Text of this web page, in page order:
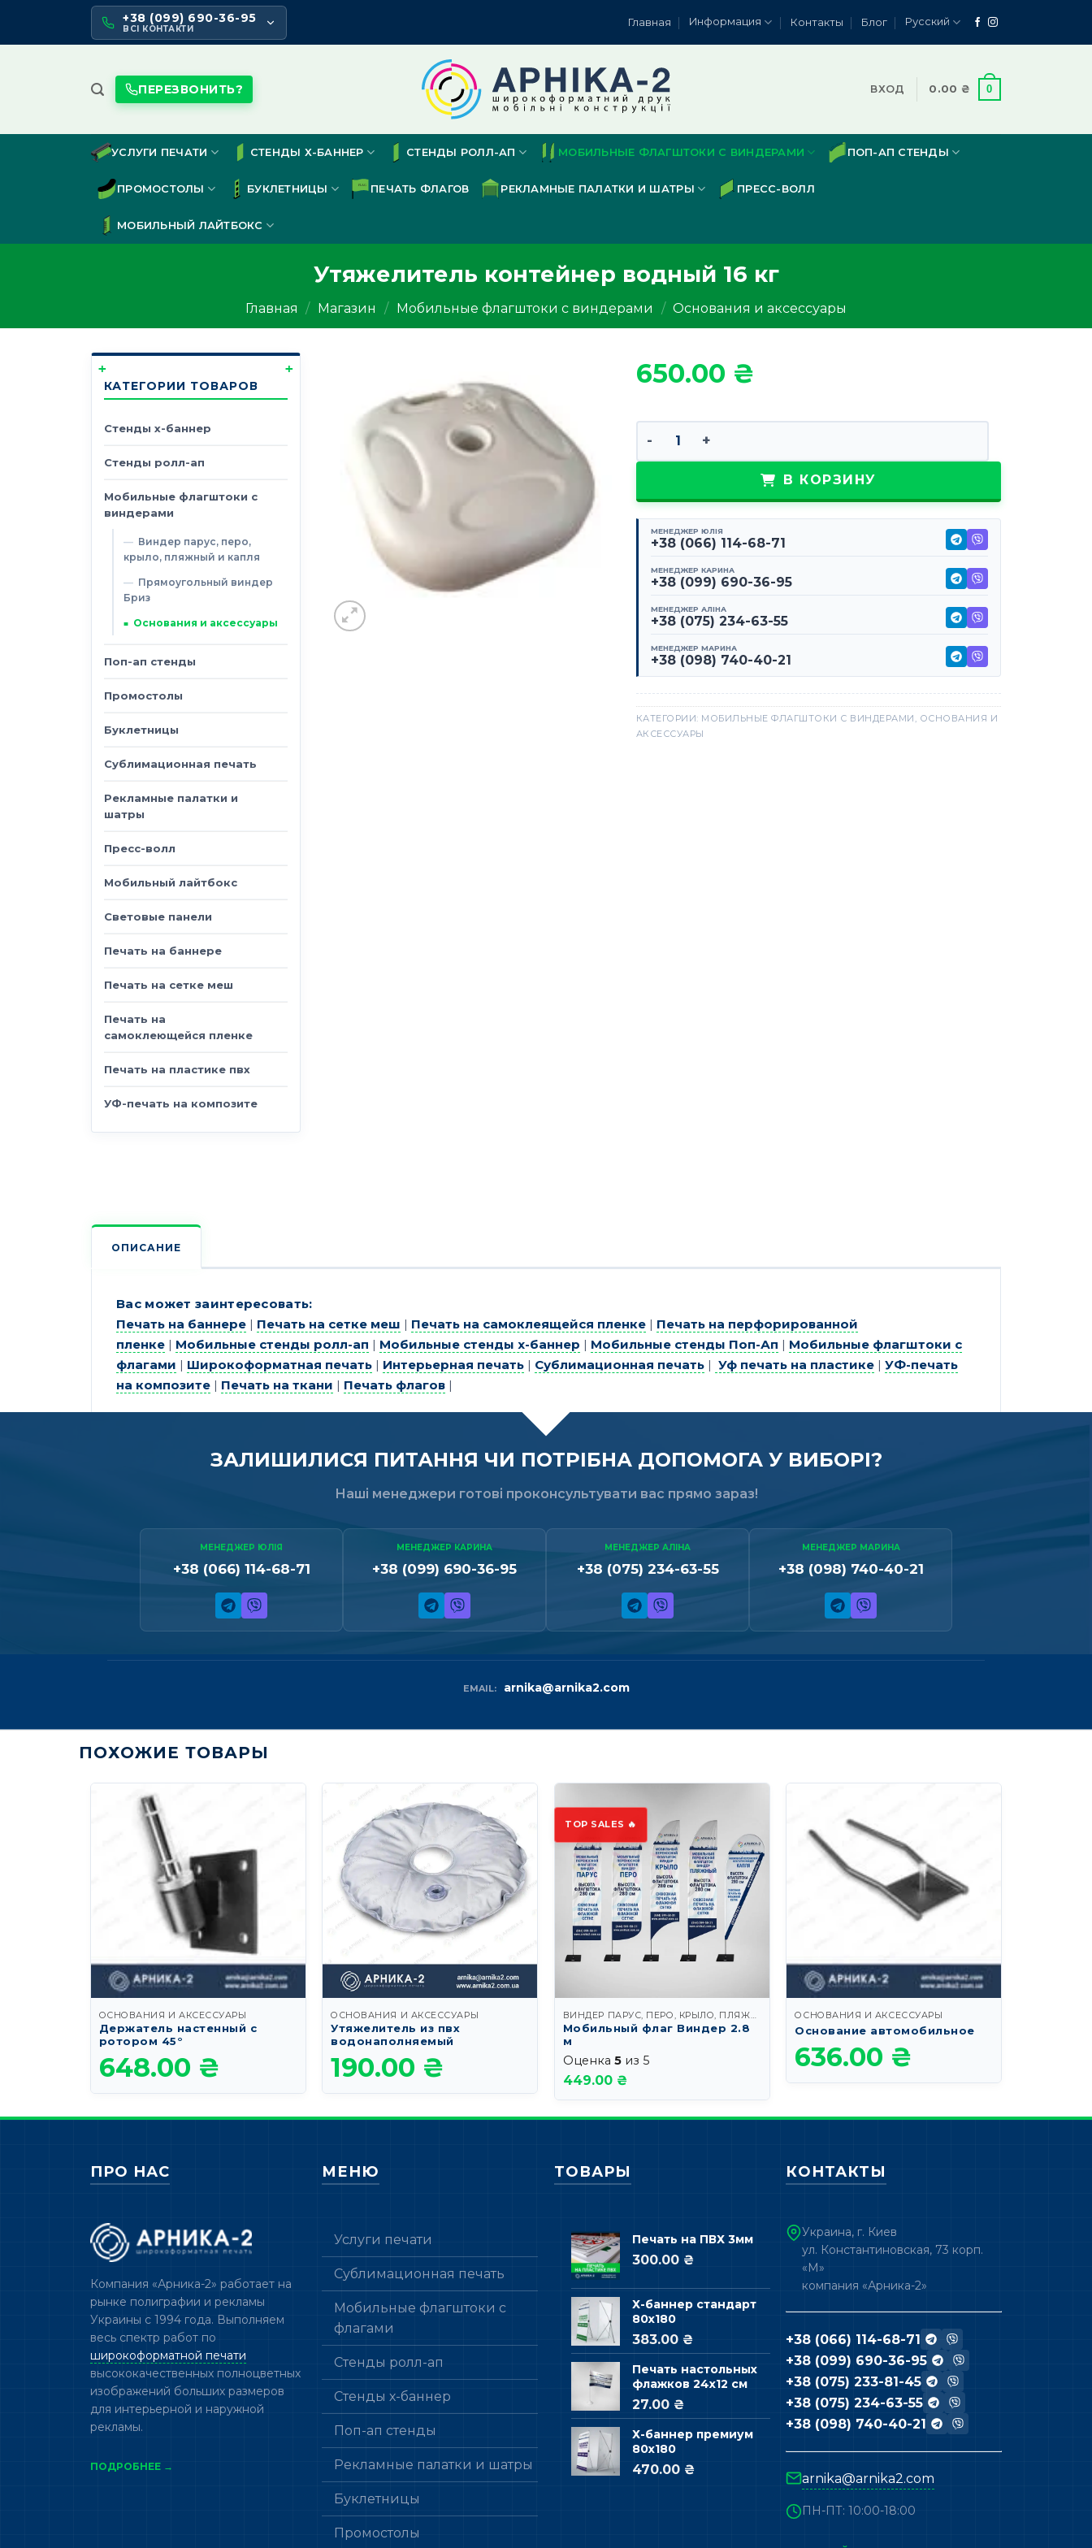
content
+38 (099) 690-36-95
ВСІ КОНТАКТИ
Главная Информация Контакты Блог Русский
ПЕРЕЗВОНИТЬ? ВХОД 0.00 ₴ 0
УСЛУГИ ПЕЧАТИ СТЕНДЫ Х-БАННЕР СТЕНДЫ РОЛЛ-АП МОБИЛЬНЫЕ ФЛАГШТОКИ С ВИНДЕРАМИ ПОП-АП СТЕНДЫ
ПРОМОСТОЛЫ БУКЛЕТНИЦЫ ПЕЧАТЬ ФЛАГОВ РЕКЛАМНЫЕ ПАЛАТКИ И ШАТРЫ ПРЕСС-ВОЛЛ
МОБИЛЬНЫЙ ЛАЙТБОКС
Утяжелитель контейнер водный 16 кг
Главная / Магазин / Мобильные флагштоки с виндерами / Основания и аксессуары
КАТЕГОРИИ ТОВАРОВ
Стенды х-баннер
Стенды ролл-ап
Мобильные флагштоки с
виндерами
Виндер парус, перо,
крыло, пляжный и капля
Прямоугольный виндер
Бриз
Основания и аксессуары
Поп-ап стенды
Промостолы
Буклетницы
Сублимационная печать
Рекламные палатки и
шатры
Пресс-волл
Мобильный лайтбокс
Световые панели
Печать на баннере
Печать на сетке меш
Печать на
самоклеющейся пленке
Печать на пластике пвх
УФ-печать на композите
650.00 ₴
В КОРЗИНУ
МЕНЕДЖЕР ЮЛІЯ
+38 (066) 114-68-71
МЕНЕДЖЕР КАРИНА
+38 (099) 690-36-95
МЕНЕДЖЕР АЛІНА
+38 (075) 234-63-55
МЕНЕДЖЕР МАРИНА
+38 (098) 740-40-21
КАТЕГОРИИ: МОБИЛЬНЫЕ ФЛАГШТОКИ С ВИНДЕРАМИ , ОСНОВАНИЯ И
АКСЕССУАРЫ
ОПИСАНИЕ
Вас может заинтересовать:
Печать на баннере | Печать на сетке меш | Печать на самоклеящейся пленке | Печать на перфорированной
пленке | Мобильные стенды ролл-ап | Мобильные стенды х-баннер | Мобильные стенды Поп-Ап | Мобильные флагштоки с
флагами | Широкоформатная печать | Интерьерная печать | Сублимационная печать | Уф печать на пластике | УФ-печать
на композите | Печать на ткани | Печать флагов |
ЗАЛИШИЛИСЯ ПИТАННЯ ЧИ ПОТРІБНА ДОПОМОГА У ВИБОРІ?
Наші менеджери готові проконсультувати вас прямо зараз!
МЕНЕДЖЕР ЮЛІЯ
+38 (066) 114-68-71
МЕНЕДЖЕР КАРИНА
+38 (099) 690-36-95
МЕНЕДЖЕР АЛІНА
+38 (075) 234-63-55
МЕНЕДЖЕР МАРИНА
+38 (098) 740-40-21
EMAIL: arnika@arnika2.com
ПОХОЖИЕ ТОВАРЫ
ОСНОВАНИЯ И АКСЕССУАРЫ
Держатель настенный с
ротором 45°
648.00 ₴
ОСНОВАНИЯ И АКСЕССУАРЫ
Утяжелитель из пвх
водонаполняемый
190.00 ₴
TOP SALES 🔥
ВИНДЕР ПАРУС, ПЕРО, КРЫЛО, ПЛЯЖНЫЙ И КАПЛЯ
Мобильный флаг Виндер 2.8
м
Оценка 5из 5
449.00 ₴
ОСНОВАНИЯ И АКСЕССУАРЫ
Основание автомобильное
636.00 ₴
ПРО НАС
Компания «Арника-2» работает на
рынке полиграфии и рекламы
Украины с 1994 года. Выполняем
весь спектр работ по
широкоформатной печати
высококачественных полноцветных
изображений больших размеров
для интерьерной и наружной
рекламы.
ПОДРОБНЕЕ →
МЕНЮ
Услуги печати
Сублимационная печать
Мобильные флагштоки с
флагами
Стенды ролл-ап
Стенды х-баннер
Поп-ап стенды
Рекламные палатки и шатры
Буклетницы
Промостолы
ТОВАРЫ
Печать на ПВХ 3мм
300.00 ₴
Х-баннер стандарт
80х180
383.00 ₴
Печать настольных
флажков 24х12 см
27.00 ₴
Х-баннер премиум
80х180
470.00 ₴
КОНТАКТЫ
Украина, г. Киев
ул. Константиновская, 73 корп.
«М»
компания «Арника-2»
+38 (066) 114-68-71
+38 (099) 690-36-95
+38 (075) 233-81-45
+38 (075) 234-63-55
+38 (098) 740-40-21
arnika@arnika2.com
ПН-ПТ: 10:00-18:00